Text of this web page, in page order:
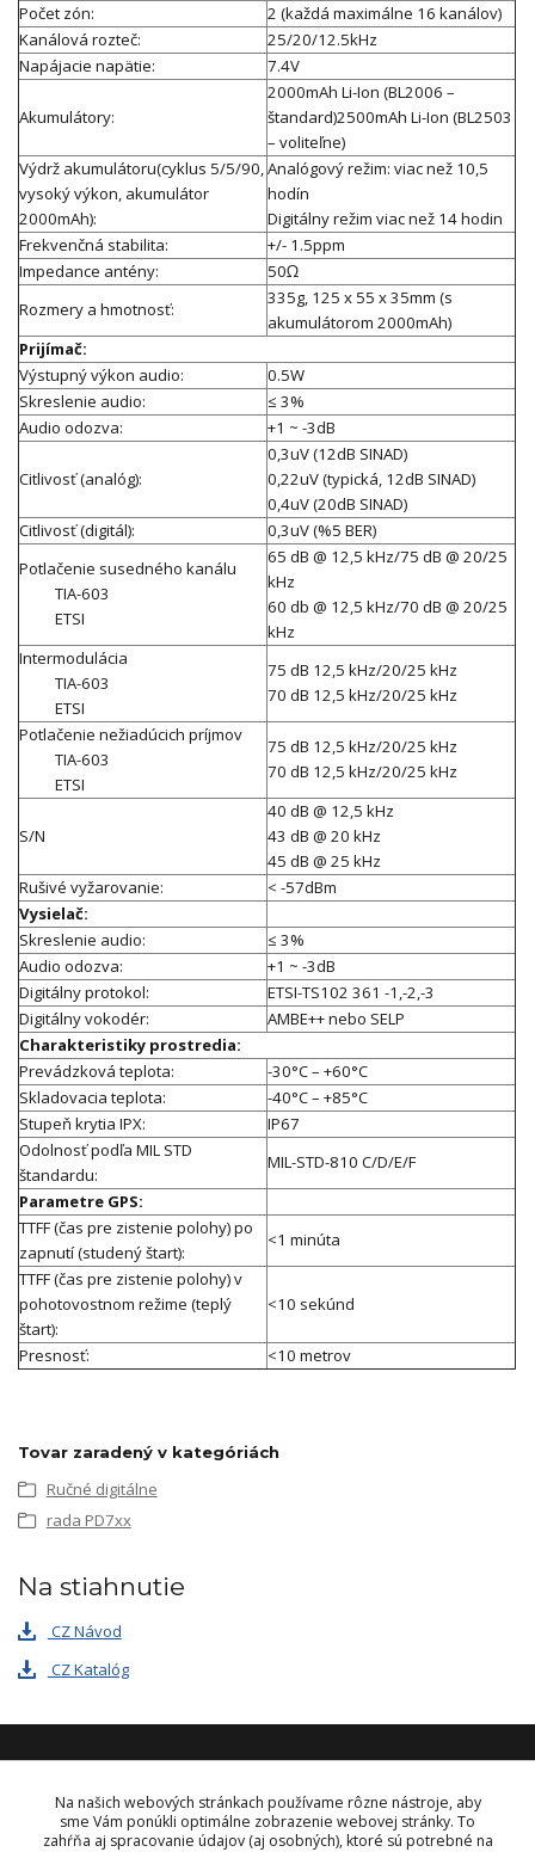
Počet zón:
2 (každá maximálne 16 kanálov)
Kanálová rozteč:
25/20/12.5kHz
Napájacie napätie:
7.4V
Akumulátory:
2000mAh Li-Ion (BL2006 –
štandard)2500mAh Li-Ion (BL2503
– voliteľne)
Výdrž akumulátoru(cyklus 5/5/90,
vysoký výkon, akumulátor
2000mAh):
Analógový režim: viac než 10,5
hodín
Digitálny režim viac než 14 hodin
Frekvenčná stabilita:
+/- 1.5ppm
Impedance antény:
50Ω
Rozmery a hmotnosť:
335g, 125 x 55 x 35mm (s
akumulátorom 2000mAh)
Prijímač:
Výstupný výkon audio:
0.5W
Skreslenie audio:
≤ 3%
Audio odozva:
+1 ~ -3dB
Citlivosť (analóg):
0,3uV (12dB SINAD)
0,22uV (typická, 12dB SINAD)
0,4uV (20dB SINAD)
Citlivosť (digitál):
0,3uV (%5 BER)
Potlačenie susedného kanálu
TIA-603
ETSI
65 dB @ 12,5 kHz/75 dB @ 20/25
kHz
60 db @ 12,5 kHz/70 dB @ 20/25
kHz
Intermodulácia
TIA-603
ETSI
75 dB 12,5 kHz/20/25 kHz
70 dB 12,5 kHz/20/25 kHz
Potlačenie nežiadúcich príjmov
TIA-603
ETSI
75 dB 12,5 kHz/20/25 kHz
70 dB 12,5 kHz/20/25 kHz
S/N
40 dB @ 12,5 kHz
43 dB @ 20 kHz
45 dB @ 25 kHz
Rušivé vyžarovanie:
< -57dBm
Vysielač:
Skreslenie audio:
≤ 3%
Audio odozva:
+1 ~ -3dB
Digitálny protokol:
ETSI-TS102 361 -1,-2,-3
Digitálny vokodér:
AMBE++ nebo SELP
Charakteristiky prostredia:
Prevádzková teplota:
-30°C – +60°C
Skladovacia teplota:
-40°C – +85°C
Stupeň krytia IPX:
IP67
Odolnosť podľa MIL STD
štandardu:
MIL-STD-810 C/D/E/F
Parametre GPS:
TTFF (čas pre zistenie polohy) po
zapnutí (studený štart):
<1 minúta
TTFF (čas pre zistenie polohy) v
pohotovostnom režime (teplý
štart):
<10 sekúnd
Presnosť: <10 metrov
Tovar zaradený v kategóriách
Ručné digitálne
rada PD7xx
Na stiahnutie
CZ Návod
CZ Katalóg
KONTAKT
OBJEDNÁVKY A INFORMÁCIE
Na našich webových stránkach používame rôzne nástroje, aby
sme Vám ponúkli optimálne zobrazenie webovej stránky. To
zahŕňa aj spracovanie údajov (aj osobných), ktoré sú potrebné na